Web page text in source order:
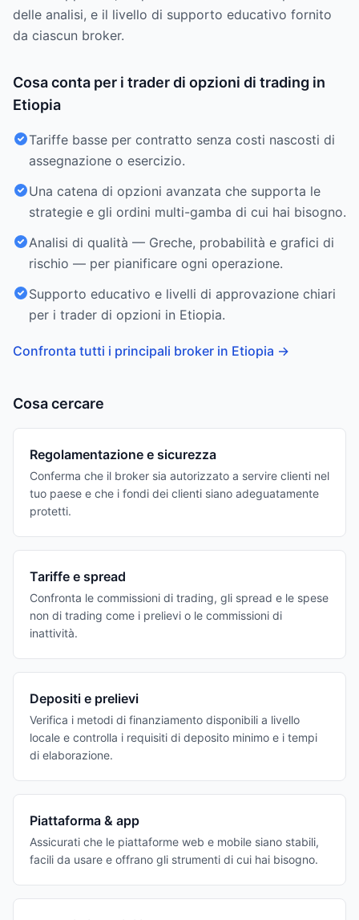
delle analisi, e il livello di supporto educativo fornito
da ciascun broker.
Cosa conta per i trader di opzioni di trading in
Etiopia
Tariffe basse per contratto senza costi nascosti di
assegnazione o esercizio.
Una catena di opzioni avanzata che supporta le
strategie e gli ordini multi-gamba di cui hai bisogno.
Analisi di qualità — Greche, probabilità e grafici di
rischio — per pianificare ogni operazione.
Supporto educativo e livelli di approvazione chiari
per i trader di opzioni in Etiopia.
Confronta tutti i principali broker in Etiopia →
Cosa cercare
Regolamentazione e sicurezza
Conferma che il broker sia autorizzato a servire clienti nel
tuo paese e che i fondi dei clienti siano adeguatamente
protetti.
Tariffe e spread
Confronta le commissioni di trading, gli spread e le spese
non di trading come i prelievi o le commissioni di
inattività.
Depositi e prelievi
Verifica i metodi di finanziamento disponibili a livello
locale e controlla i requisiti di deposito minimo e i tempi
di elaborazione.
Piattaforma & app
Assicurati che le piattaforme web e mobile siano stabili,
facili da usare e offrano gli strumenti di cui hai bisogno.